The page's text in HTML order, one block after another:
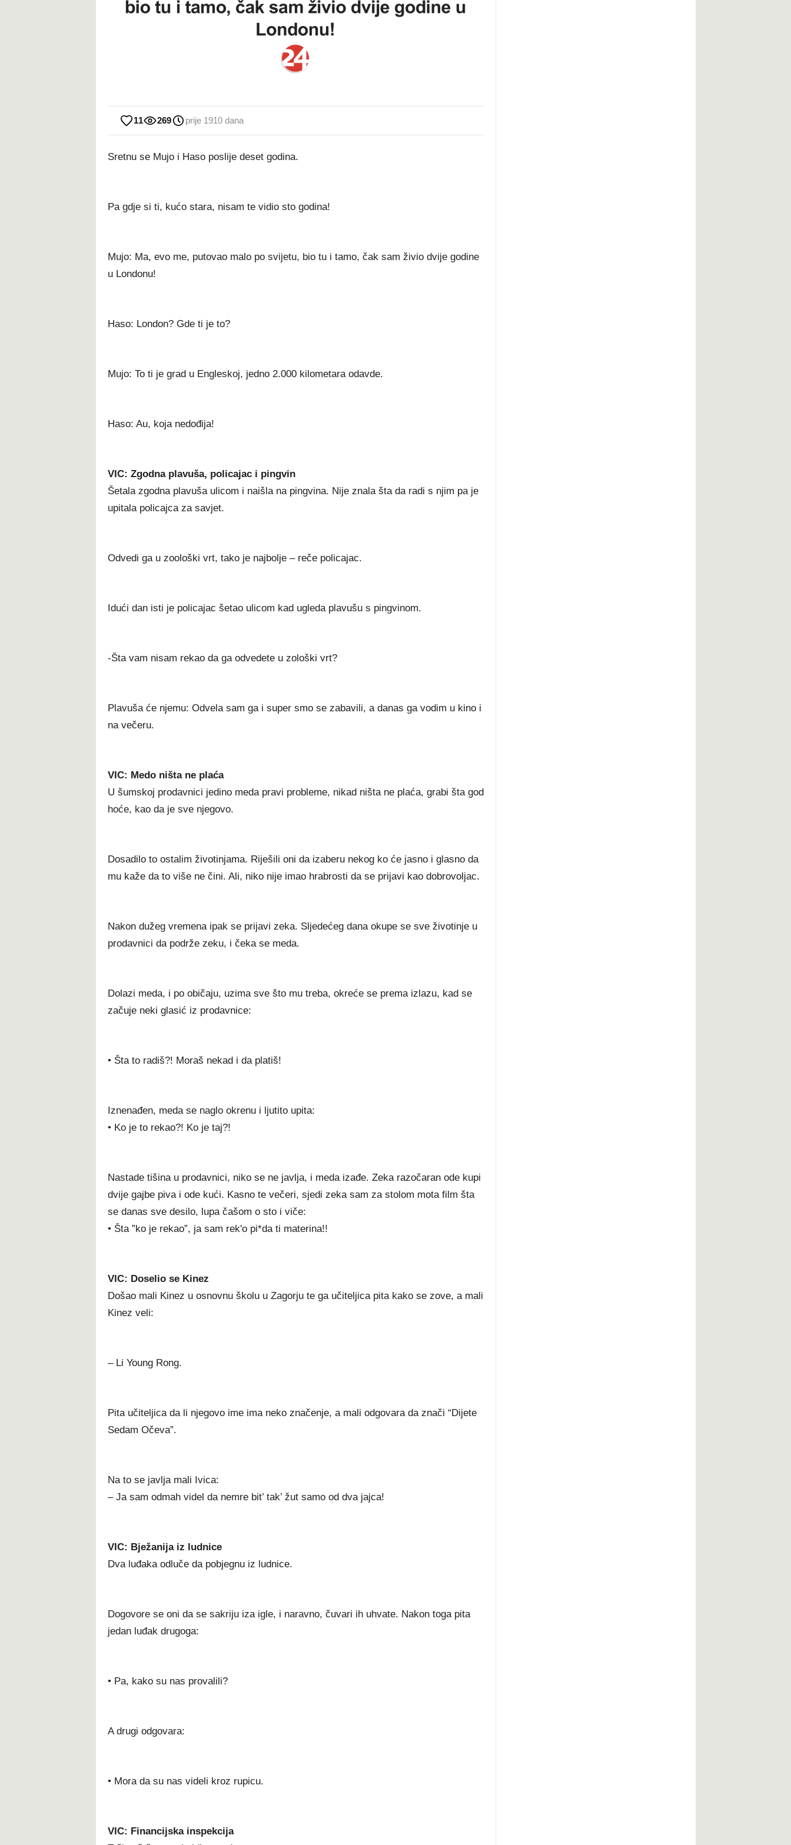
11 269 prije 1910 dana
Sretnu se Mujo i Haso poslije deset godina.
Pa gdje si ti, kućo stara, nisam te vidio sto godina!
Mujo: Ma, evo me, putovao malo po svijetu, bio tu i tamo, čak sam živio dvije godine
u Londonu!
Haso: London? Gde ti je to?
Mujo: To ti je grad u Engleskoj, jedno 2.000 kilometara odavde.
Haso: Au, koja nedođija!
VIC: Zgodna plavuša, policajac i pingvin
Šetala zgodna plavuša ulicom i naišla na pingvina. Nije znala šta da radi s njim pa je
upitala policajca za savjet.
Odvedi ga u zoološki vrt, tako je najbolje – reče policajac.
Idući dan isti je policajac šetao ulicom kad ugleda plavušu s pingvinom.
-Šta vam nisam rekao da ga odvedete u zološki vrt?
Plavuša će njemu: Odvela sam ga i super smo se zabavili, a danas ga vodim u kino i
na večeru.
VIC: Medo ništa ne plaća
U šumskoj prodavnici jedino meda pravi probleme, nikad ništa ne plaća, grabi šta god
hoće, kao da je sve njegovo.
Dosadilo to ostalim životinjama. Riješili oni da izaberu nekog ko će jasno i glasno da
mu kaže da to više ne čini. Ali, niko nije imao hrabrosti da se prijavi kao dobrovoljac.
Nakon dužeg vremena ipak se prijavi zeka. Sljedećeg dana okupe se sve životinje u
prodavnici da podrže zeku, i čeka se meda.
Dolazi meda, i po običaju, uzima sve što mu treba, okreće se prema izlazu, kad se
začuje neki glasić iz prodavnice:
• Šta to radiš?! Moraš nekad i da platiš!
Iznenađen, meda se naglo okrenu i ljutito upita:
• Ko je to rekao?! Ko je taj?!
Nastade tišina u prodavnici, niko se ne javlja, i meda izađe. Zeka razočaran ode kupi
dvije gajbe piva i ode kući. Kasno te večeri, sjedi zeka sam za stolom mota film šta
se danas sve desilo, lupa čašom o sto i viče:
• Šta ”ko je rekao”, ja sam rek'o pi*da ti materina!!
VIC: Doselio se Kinez
Došao mali Kinez u osnovnu školu u Zagorju te ga učiteljica pita kako se zove, a mali
Kinez veli:
– Li Young Rong.
Pita učiteljica da li njegovo ime ima neko značenje, a mali odgovara da znači “Dijete
Sedam Očeva”.
Na to se javlja mali Ivica:
– Ja sam odmah videl da nemre bit’ tak’ žut samo od dva jajca!
VIC: Bježanija iz ludnice
Dva luđaka odluče da pobjegnu iz ludnice.
Dogovore se oni da se sakriju iza igle, i naravno, čuvari ih uhvate. Nakon toga pita
jedan luđak drugoga:
• Pa, kako su nas provalili?
A drugi odgovara:
• Mora da su nas videli kroz rupicu.
VIC: Financijska inspekcija